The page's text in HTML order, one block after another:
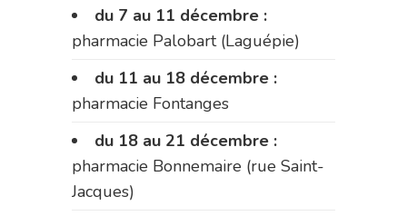
du 7 au 11 décembre :
pharmacie Palobart (Laguépie)
du 11 au 18 décembre :
pharmacie Fontanges
du 18 au 21 décembre :
pharmacie Bonnemaire (rue Saint-
Jacques)